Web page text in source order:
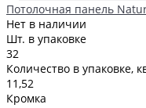
Потолочная панель
Нет в наличии
Шт. в упаковке
32
Количество в упаковке,
11,52
Кромка